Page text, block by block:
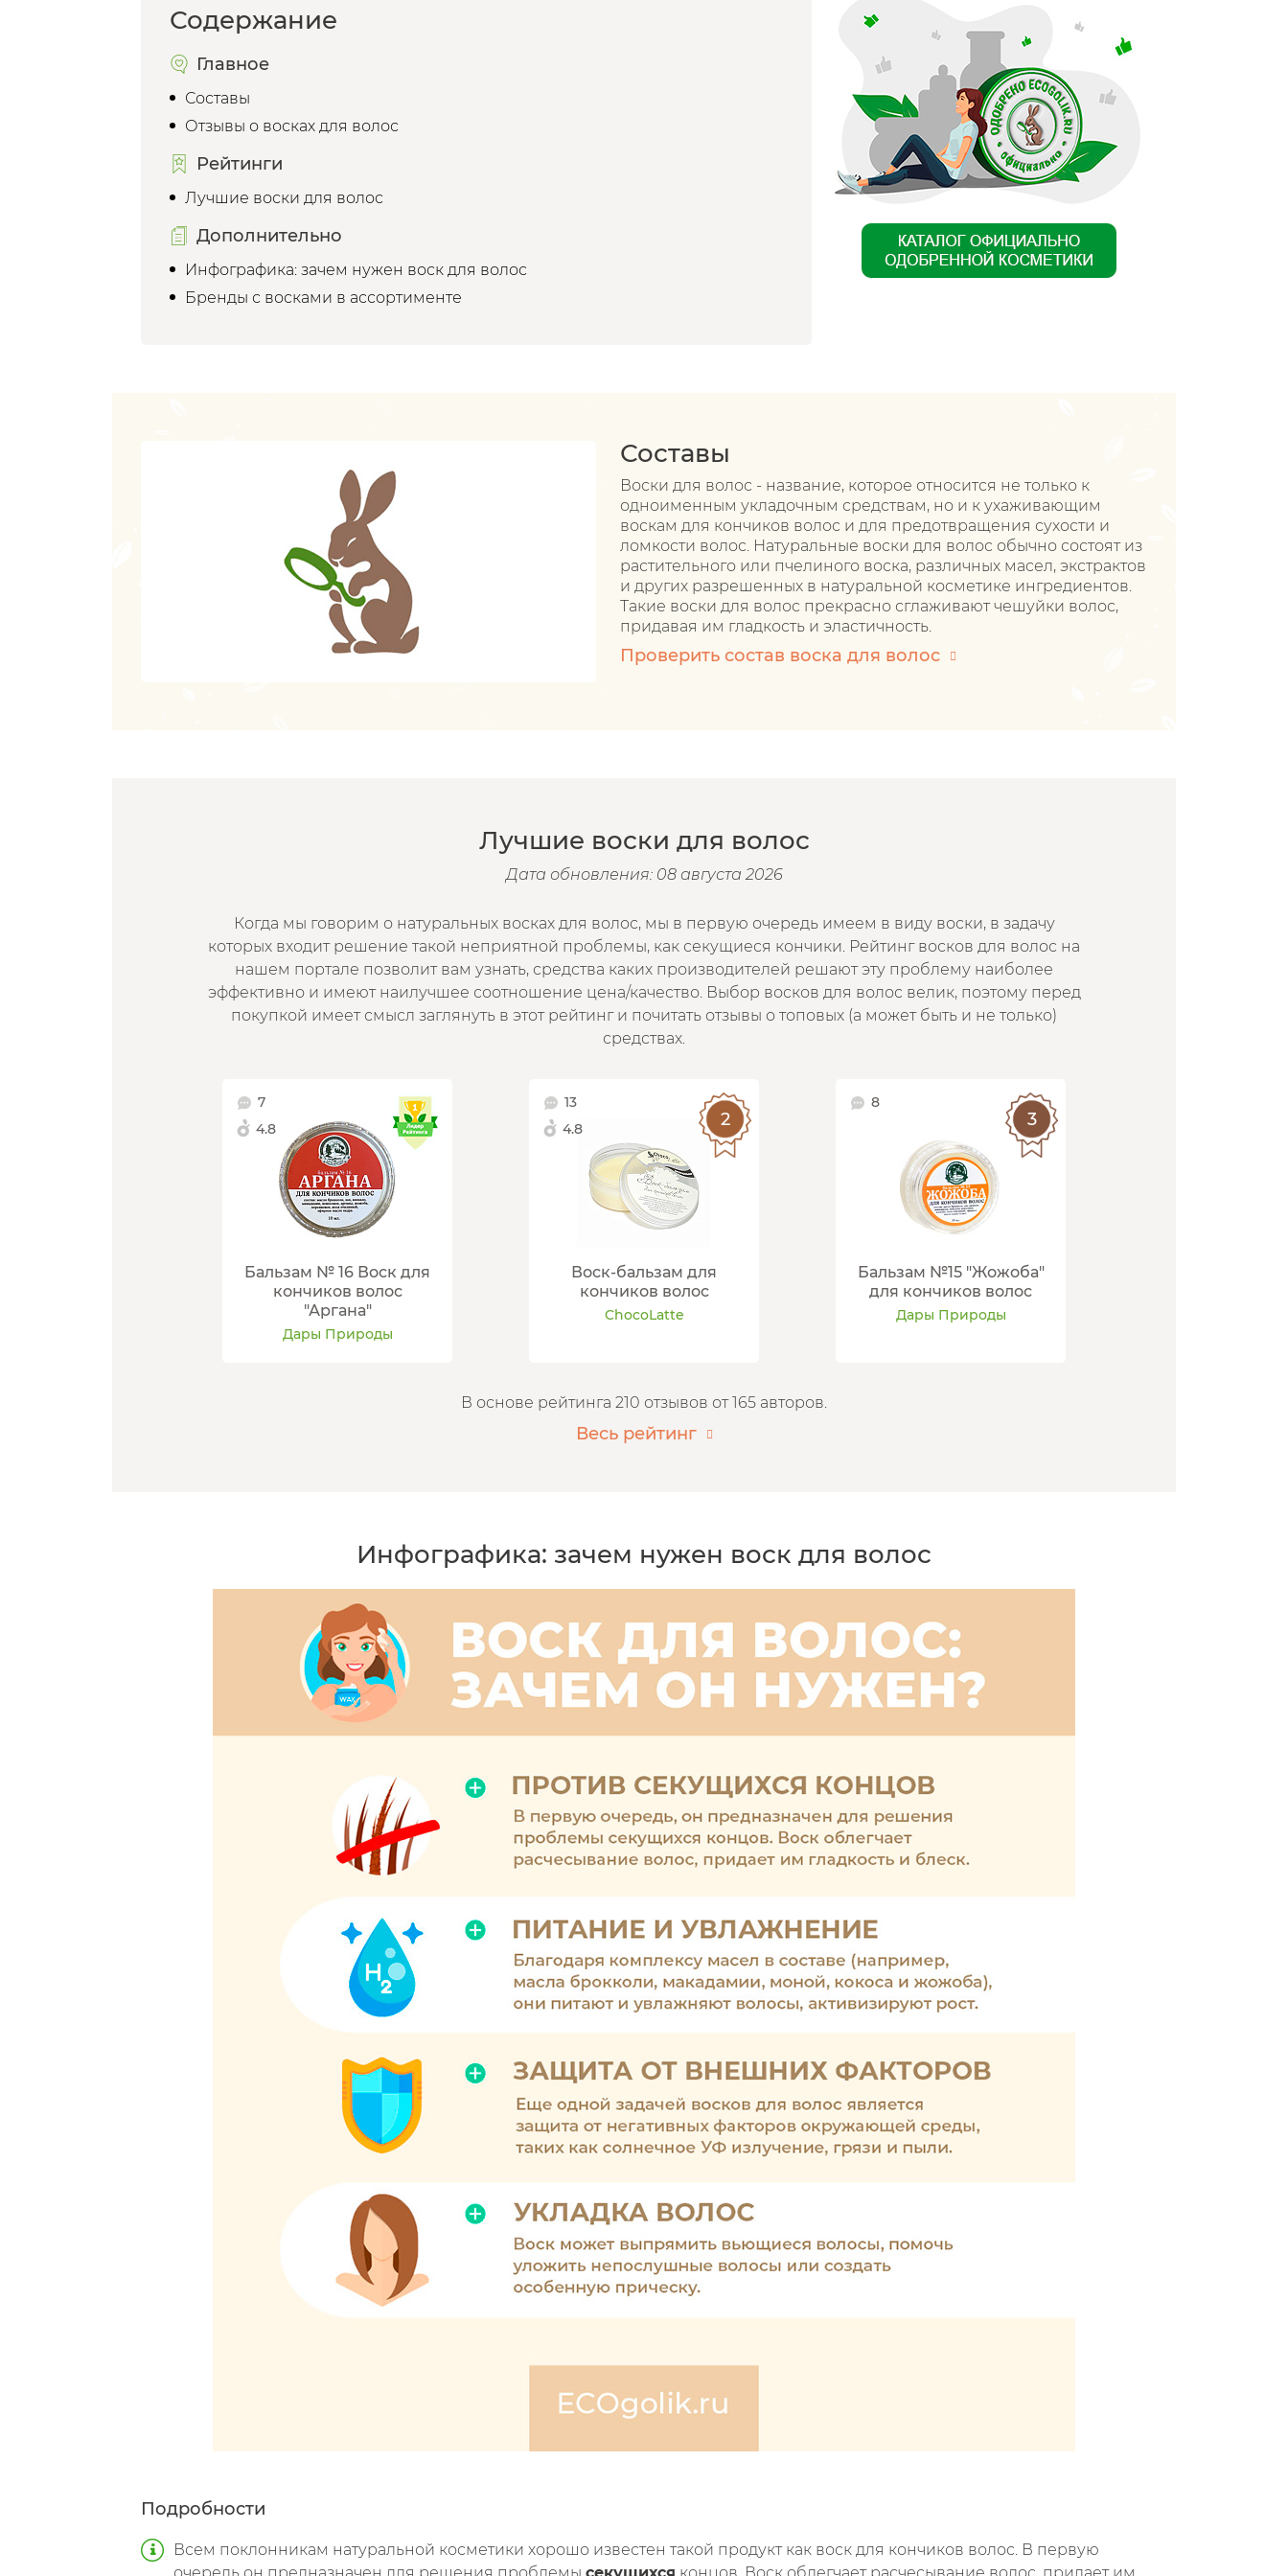
Содержание
Главное
Составы
Отзывы о восках для волос
Рейтинги
Лучшие воски для волос
Дополнительно
Инфографика: зачем нужен воск для волос
Бренды с восками в ассортименте
Составы
Воски для волос - название, которое относится не только к
одноименным укладочным средствам, но и к ухаживающим
воскам для кончиков волос и для предотвращения сухости и
ломкости волос. Натуральные воски для волос обычно состоят из
растительного или пчелиного воска, различных масел, экстрактов
и других разрешенных в натуральной косметике ингредиентов.
Такие воски для волос прекрасно сглаживают чешуйки волос,
придавая им гладкость и эластичность.
Проверить состав воска для волос
Лучшие воски для волос
Дата обновления: 08 августа 2026
Когда мы говорим о натуральных восках для волос, мы в первую очередь имеем в виду воски, в задачу
которых входит решение такой неприятной проблемы, как секущиеся кончики. Рейтинг восков для волос на
нашем портале позволит вам узнать, средства каких производителей решают эту проблему наиболее
эффективно и имеют наилучшее соотношение цена/качество. Выбор восков для волос велик, поэтому перед
покупкой имеет смысл заглянуть в этот рейтинг и почитать отзывы о топовых (а может быть и не только)
средствах.
7
4.8
Бальзам № 16 Воск для
кончиков волос
"Аргана"
Дары Природы
13
4.8
Воск-бальзам для
кончиков волос
ChocoLatte
8
Бальзам №15 "Жожоба"
для кончиков волос
Дары Природы
В основе рейтинга 210 отзывов от 165 авторов.
Весь рейтинг
Инфографика: зачем нужен воск для волос
Подробности
Всем поклонникам натуральной косметики хорошо известен такой продукт как воск для кончиков волос. В первую